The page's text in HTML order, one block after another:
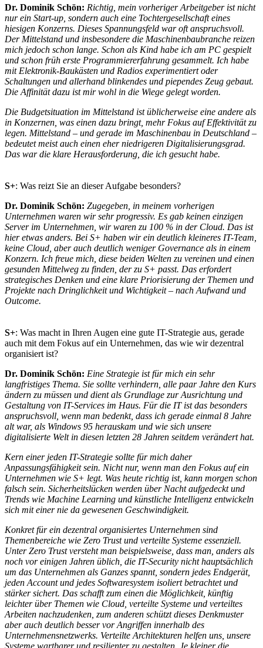
Dr. Dominik Schön: Richtig, mein vorheriger Arbeitgeber ist nicht
nur ein Start-up, sondern auch eine Tochtergesellschaft eines
hiesigen Konzerns. Dieses Spannungsfeld war oft anspruchsvoll.
Der Mittelstand und insbesondere die Maschinenbaubranche reizen
mich jedoch schon lange. Schon als Kind habe ich am PC gespielt
und schon früh erste Programmiererfahrung gesammelt. Ich habe
mit Elektronik-Baukästen und Radios experimentiert oder
Schaltungen und allerhand blinkendes und piependes Zeug gebaut.
Die Affinität dazu ist mir wohl in die Wiege gelegt worden.
Die Budgetsituation im Mittelstand ist üblicherweise eine andere als
in Konzernen, was einen dazu bringt, mehr Fokus auf Effektivität zu
legen. Mittelstand – und gerade im Maschinenbau in Deutschland –
bedeutet meist auch einen eher niedrigeren Digitalisierungsgrad.
Das war die klare Herausforderung, die ich gesucht habe.
S+: Was reizt Sie an dieser Aufgabe besonders?
Dr. Dominik Schön: Zugegeben, in meinem vorherigen
Unternehmen waren wir sehr progressiv. Es gab keinen einzigen
Server im Unternehmen, wir waren zu 100 % in der Cloud. Das ist
hier etwas anders. Bei S+ haben wir ein deutlich kleineres IT-Team,
keine Cloud, aber auch deutlich weniger Governance als in einem
Konzern. Ich freue mich, diese beiden Welten zu vereinen und einen
gesunden Mittelweg zu finden, der zu S+ passt. Das erfordert
strategisches Denken und eine klare Priorisierung der Themen und
Projekte nach Dringlichkeit und Wichtigkeit – nach Aufwand und
Outcome.
S+: Was macht in Ihren Augen eine gute IT-Strategie aus, gerade
auch mit dem Fokus auf ein Unternehmen, das wie wir dezentral
organisiert ist?
Dr. Dominik Schön: Eine Strategie ist für mich ein sehr
langfristiges Thema. Sie sollte verhindern, alle paar Jahre den Kurs
ändern zu müssen und dient als Grundlage zur Ausrichtung und
Gestaltung von IT-Services im Haus. Für die IT ist das besonders
anspruchsvoll, wenn man bedenkt, dass ich gerade einmal 8 Jahre
alt war, als Windows 95 herauskam und wie sich unsere
digitalisierte Welt in diesen letzten 28 Jahren seitdem verändert hat.
Kern einer jeden IT-Strategie sollte für mich daher
Anpassungsfähigkeit sein. Nicht nur, wenn man den Fokus auf ein
Unternehmen wie S+ legt. Was heute richtig ist, kann morgen schon
falsch sein. Sicherheitslücken werden über Nacht aufgedeckt und
Trends wie Machine Learning und künstliche Intelligenz entwickeln
sich mit einer nie da gewesenen Geschwindigkeit.
Konkret für ein dezentral organisiertes Unternehmen sind
Themenbereiche wie Zero Trust und verteilte Systeme essenziell.
Unter Zero Trust versteht man beispielsweise, dass man, anders als
noch vor einigen Jahren üblich, die IT-Security nicht hauptsächlich
um das Unternehmen als Ganzes spannt, sondern jedes Endgerät,
jeden Account und jedes Softwaresystem isoliert betrachtet und
stärker sichert. Das schafft zum einen die Möglichkeit, künftig
leichter über Themen wie Cloud, verteilte Systeme und verteiltes
Arbeiten nachzudenken, zum anderen schützt dieses Denkmuster
aber auch deutlich besser vor Angriffen innerhalb des
Unternehmensnetzwerks. Verteilte Architekturen helfen uns, unsere
Systeme wartbarer und resilienter zu gestalten. Je kleiner die